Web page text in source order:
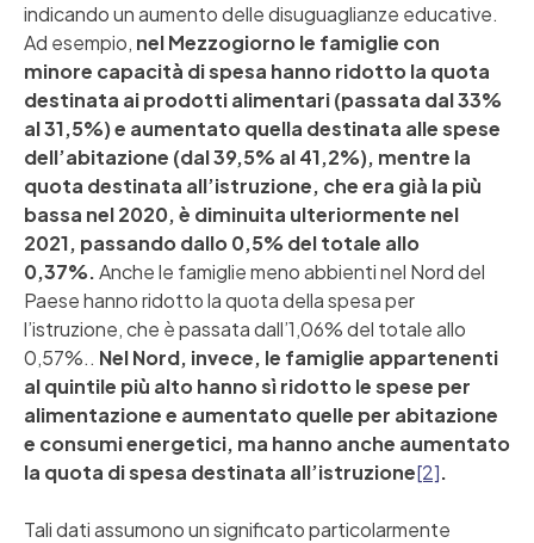
indicando un aumento delle disuguaglianze educative.
Ad esempio, nel Mezzogiorno le famiglie con
minore capacità di spesa hanno ridotto la quota
destinata ai prodotti alimentari (passata dal 33%
al 31,5%) e aumentato quella destinata alle spese
dell’abitazione (dal 39,5% al 41,2%), mentre la
quota destinata all’istruzione, che era già la più
bassa nel 2020, è diminuita ulteriormente nel
2021, passando dallo 0,5% del totale allo
0,37%.Anche le famiglie meno abbienti nel Nord del
Paese hanno ridotto la quota della spesa per
l’istruzione, che è passata dall’1,06% del totale allo
0,57%.. Nel Nord, invece, le famiglie appartenenti
al quintile più alto hanno sì ridotto le spese per
alimentazione e aumentato quelle per abitazione
e consumi energetici, ma hanno anche aumentato
la quota di spesa destinata all’istruzione[2].
Tali dati assumono un significato particolarmente